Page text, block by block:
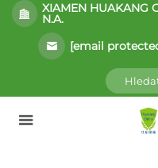
XIAMEN HUAKANG
N.A.
[email